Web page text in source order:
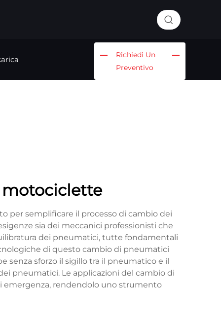
Richiedi Un
Preventivo
per semplificare il processo di cambio dei
sia dei meccanici professionisti che
dei pneumatici, tutte fondamentali
di questo cambio di pneumatici
sforzo il sigillo tra il pneumatico e il
pneumatici. Le applicazioni del cambio di
emergenza, rendendolo uno strumento